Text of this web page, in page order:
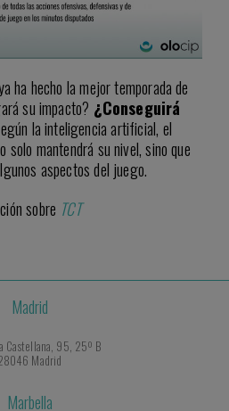
ha hecho la mejor temporada de
su impacto? ¿Conseguirá
la inteligencia artificial, el
solo mantendrá su nivel, sino que
aspectos del juego.
sobre TCT
Madrid
Castellana, 95, 25º B
Madrid
Marbella